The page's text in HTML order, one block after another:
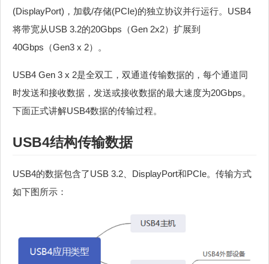
(DisplayPort)，加载/存储(PCIe)的独立协议并行运行。USB4
将带宽从USB 3.2的20Gbps（Gen 2x2）扩展到
40Gbps（Gen3 x 2）。
USB4 Gen 3 x 2是全双工，双通道传输数据的，每个通道同
时发送和接收数据，发送或接收数据的最大速度为20Gbps。
下面正式讲解USB4数据的传输过程。
USB4结构传输数据
USB4的数据包含了USB 3.2、DisplayPort和PCIe。传输方式
如下图所示：